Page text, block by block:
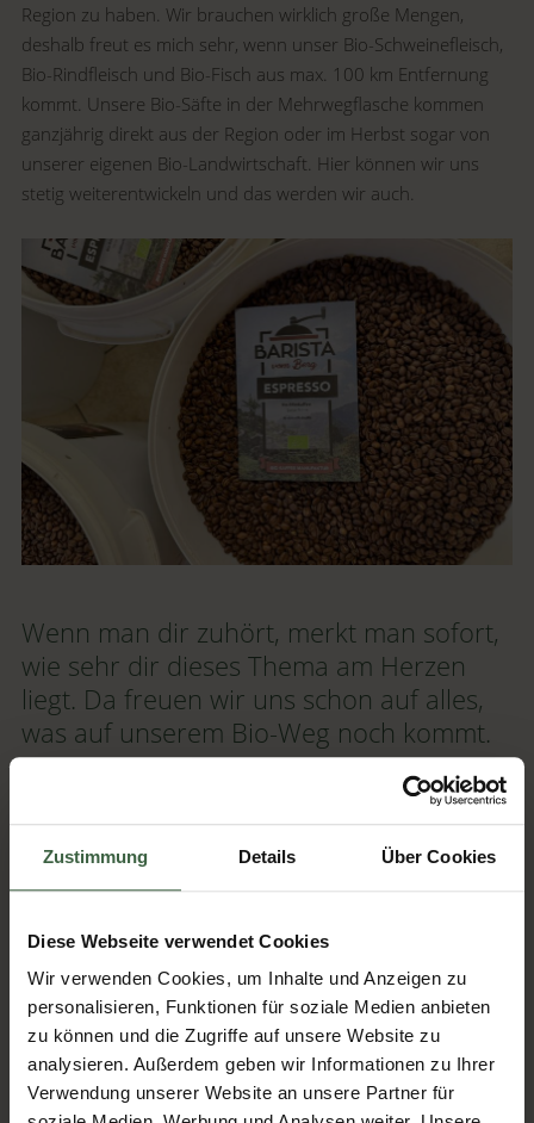
Zustimmung Details Über Cookies
Diese Webseite verwendet Cookies
Wir verwenden Cookies, um Inhalte und Anzeigen zu
personalisieren, Funktionen für soziale Medien anbieten
zu können und die Zugriffe auf unsere Website zu
analysieren. Außerdem geben wir Informationen zu Ihrer
Verwendung unserer Website an unsere Partner für
Region zu haben. Wir brauchen wirklich große Mengen,
deshalb freut es mich sehr, wenn unser Bio-Schweinefleisch,
Bio-Rindfleisch und Bio-Fisch aus max. 100 km Entfernung
kommt. Unsere Bio-Säfte in der Mehrwegflasche kommen
ganzjährig direkt aus der Region oder im Herbst sogar von
unserer eigenen Bio-Landwirtschaft. Hier können wir uns
stetig weiterentwickeln und das werden wir auch.
Wenn man dir zuhört, merkt man sofort,
wie sehr dir dieses Thema am Herzen
liegt. Da freuen wir uns schon auf alles,
was auf unserem Bio-Weg noch kommt.
Ja, ob Bio-Eis, Bio-Erdäpfel, Bio-Craft-Bier, Bio-Kürbisse, Bio-
Mehl... es gibt hier einfach so viele tolle Betriebe direkt bei
uns mit hochqualitativen Produkten. Und das schmeckt man
einfach auch.
unseren Weg zu Bio Gold.
Fotocredit:
Erdäpfel Bauern: Doris Schwarz-König
Frühstück: Johanna Meinschad
alle anderen Fotos: RelaxResort Kothmühle